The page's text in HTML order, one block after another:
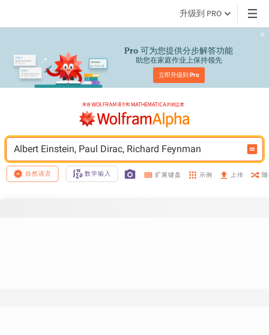
升级到 PRO
Pro 可为您提供分步解答功能
助您在家庭作业上保持领先
立即升级到 Pro
Albert Einstein, Paul Dirac, Richard Feynman
自然语言 数学输入 扩展键盘 示例 上传